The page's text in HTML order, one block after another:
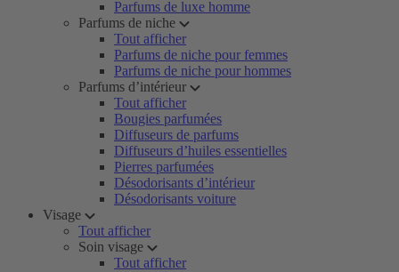
Parfums de luxe homme
Parfums de niche
Tout afficher
Parfums de niche pour femmes
Parfums de niche pour hommes
Parfums d’intérieur
Tout afficher
Bougies parfumées
Diffuseurs de parfums
Diffuseurs d’huiles essentielles
Pierres parfumées
Désodorisants d’intérieur
Désodorisants voiture
Visage
Tout afficher
Soin visage
Tout afficher